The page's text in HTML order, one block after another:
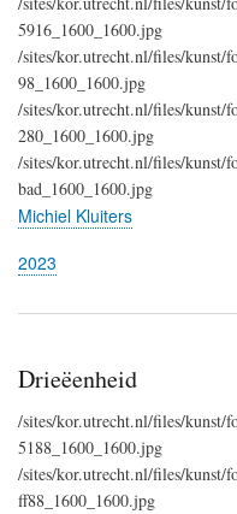
5916_1600_1600.jpg
/sites/kor.utrecht.nl/files/kunst/
98_1600_1600.jpg
/sites/kor.utrecht.nl/files/kunst/
280_1600_1600.jpg
/sites/kor.utrecht.nl/files/kunst/
bad_1600_1600.jpg
Michiel Kluiters
2023
Drieëenheid
/sites/kor.utrecht.nl/files/kunst/
5188_1600_1600.jpg
/sites/kor.utrecht.nl/files/kunst/
ff88_1600_1600.jpg